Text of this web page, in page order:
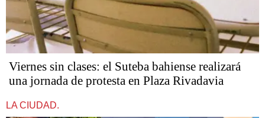
Viernes sin clases: el Suteba bahiense realizará
una jornada de protesta en Plaza Rivadavia
LA CIUDAD.